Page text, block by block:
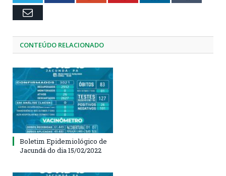
Email
CONTEÚDO RELACIONADO
Boletim Epidemiológico de
Jacundá do dia 15/02/2022